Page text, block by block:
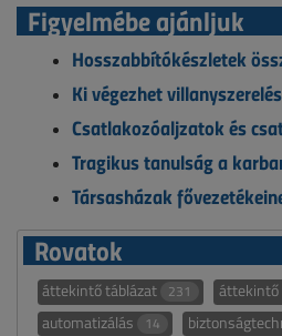
Figyelmébe ajánljuk
Hosszabbítókészletek
Ki végezhet
Csatlakozóaljzatok és
Tragikus tanulság a
Társasházak
Rovatok
áttekintő táblázat 231 áttekintő
automatizálás 14